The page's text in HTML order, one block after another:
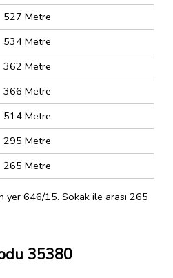
527 Metre
534 Metre
362 Metre
366 Metre
514 Metre
295 Metre
265 Metre
yer 646/15. Sokak ile arası 265
35380